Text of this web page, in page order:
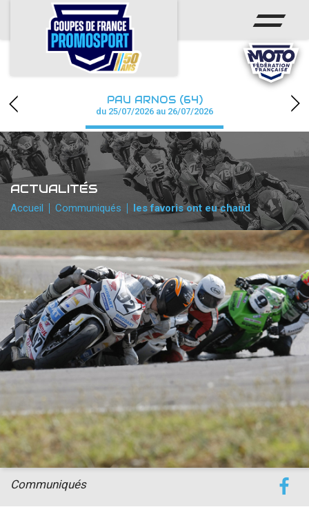
ACCUEIL
ACTUS
CALENDRIER
CHAMPIONNAT
RÉSULTATS
PHOTOS / WEB TV
PARTENAIRES
accéder à la billetterie
PAU ARNOS (64)
du 25/07/2026 au 26/07/2026
ACTUALITÉS
Accueil Communiqués les favoris ont eu chaud
Communiqués